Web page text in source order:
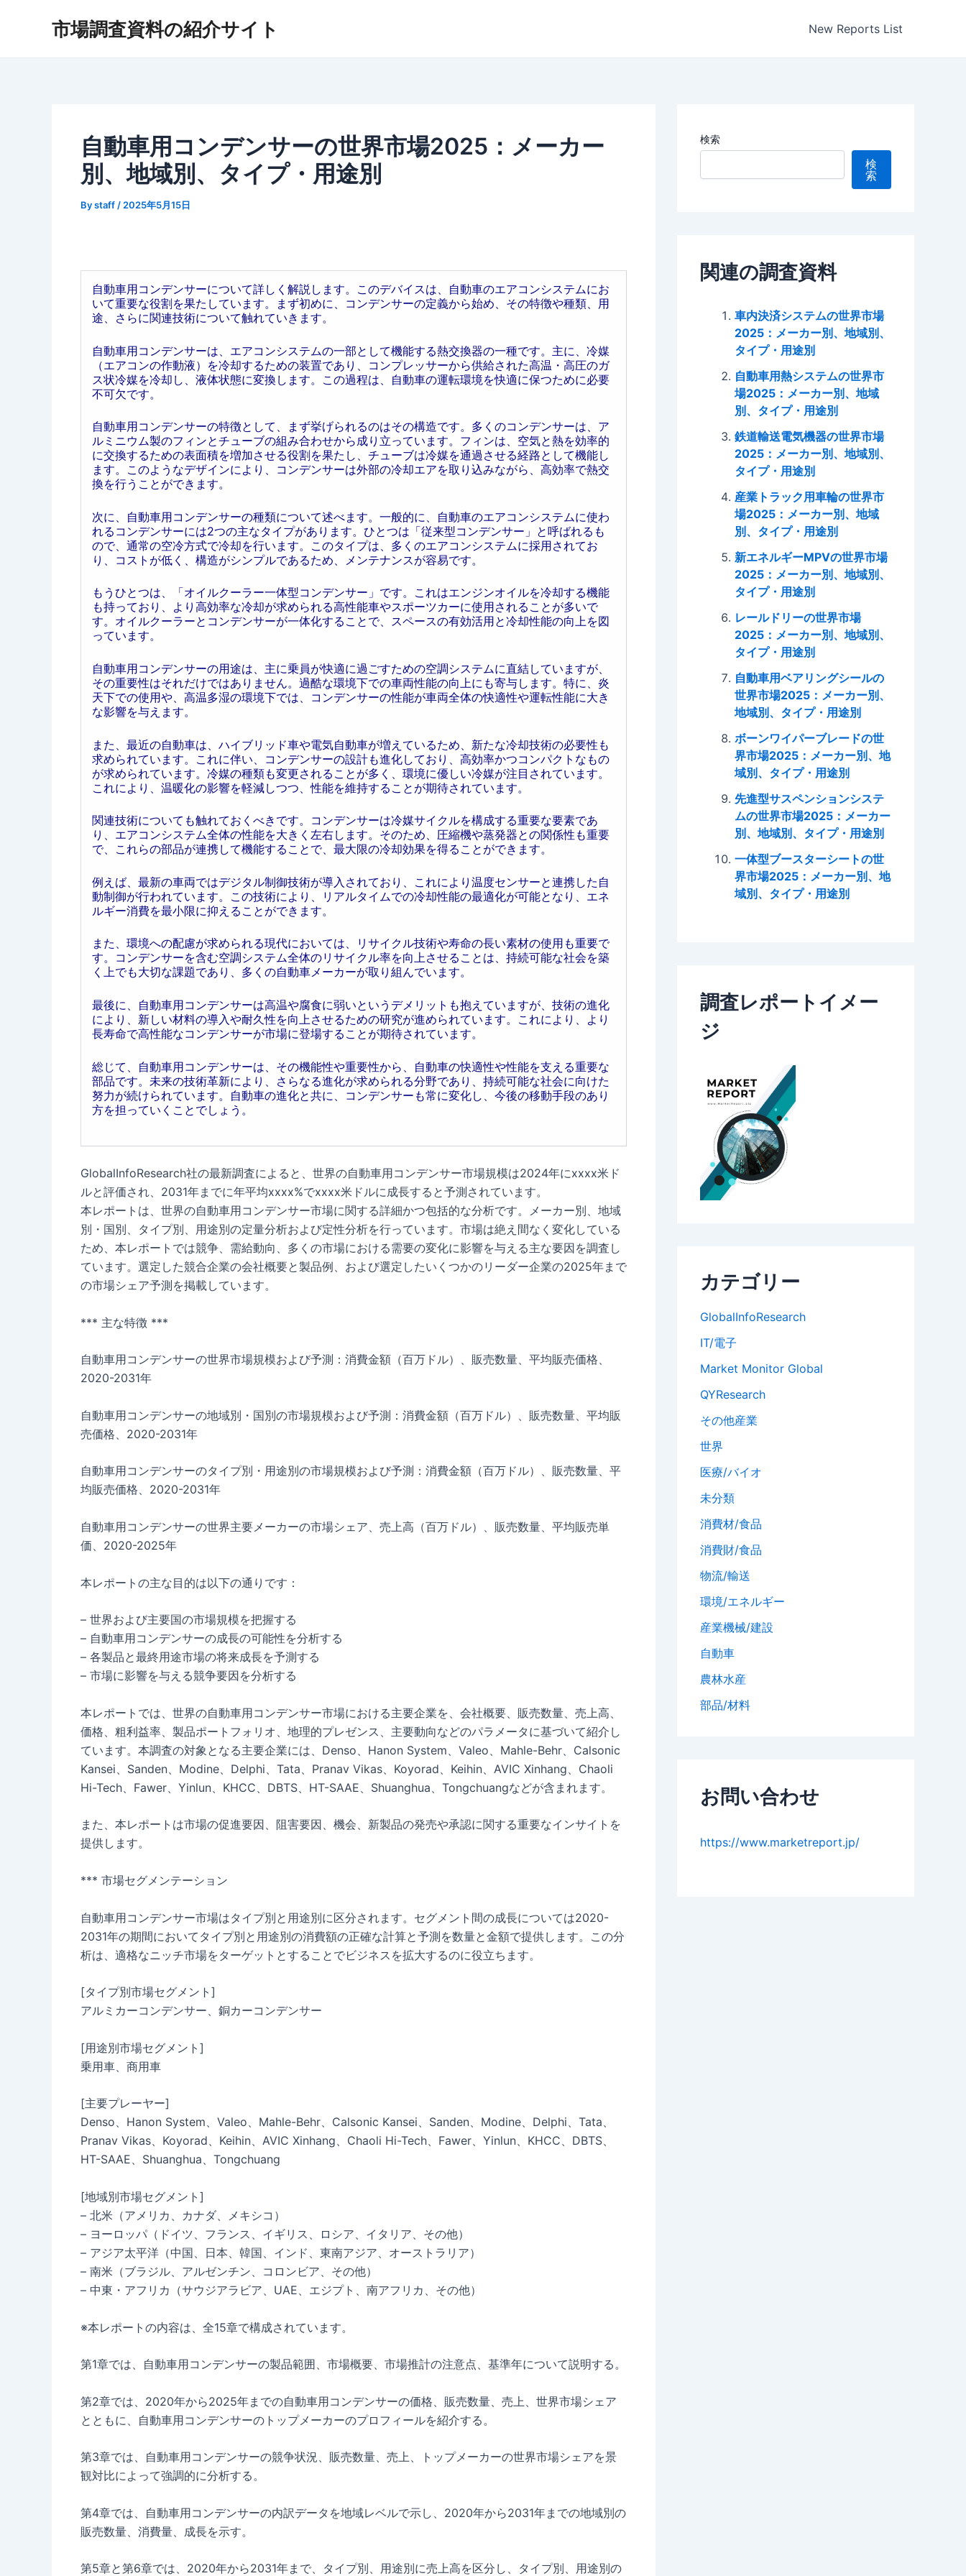
市場調査資料の紹介サイト New Reports List
自動車用コンデンサーの世界市場2025：メーカー
別、地域別、タイプ・用途別
Bystaff / 2025年5月15日
自動車用コンデンサーについて詳しく解説します。このデバイスは、自動車のエアコンシステムにお
いて重要な役割を果たしています。まず初めに、コンデンサーの定義から始め、その特徴や種類、用
途、さらに関連技術について触れていきます。
自動車用コンデンサーは、エアコンシステムの一部として機能する熱交換器の一種です。主に、冷媒
（エアコンの作動液）を冷却するための装置であり、コンプレッサーから供給された高温・高圧のガ
ス状冷媒を冷却し、液体状態に変換します。この過程は、自動車の運転環境を快適に保つために必要
不可欠です。
自動車用コンデンサーの特徴として、まず挙げられるのはその構造です。多くのコンデンサーは、ア
ルミニウム製のフィンとチューブの組み合わせから成り立っています。フィンは、空気と熱を効率的
に交換するための表面積を増加させる役割を果たし、チューブは冷媒を通過させる経路として機能し
ます。このようなデザインにより、コンデンサーは外部の冷却エアを取り込みながら、高効率で熱交
換を行うことができます。
次に、自動車用コンデンサーの種類について述べます。一般的に、自動車のエアコンシステムに使わ
れるコンデンサーには2つの主なタイプがあります。ひとつは「従来型コンデンサー」と呼ばれるも
ので、通常の空冷方式で冷却を行います。このタイプは、多くのエアコンシステムに採用されてお
り、コストが低く、構造がシンプルであるため、メンテナンスが容易です。
もうひとつは、「オイルクーラー一体型コンデンサー」です。これはエンジンオイルを冷却する機能
も持っており、より高効率な冷却が求められる高性能車やスポーツカーに使用されることが多いで
す。オイルクーラーとコンデンサーが一体化することで、スペースの有効活用と冷却性能の向上を図
っています。
自動車用コンデンサーの用途は、主に乗員が快適に過ごすための空調システムに直結していますが、
その重要性はそれだけではありません。過酷な環境下での車両性能の向上にも寄与します。特に、炎
天下での使用や、高温多湿の環境下では、コンデンサーの性能が車両全体の快適性や運転性能に大き
な影響を与えます。
また、最近の自動車は、ハイブリッド車や電気自動車が増えているため、新たな冷却技術の必要性も
求められています。これに伴い、コンデンサーの設計も進化しており、高効率かつコンパクトなもの
が求められています。冷媒の種類も変更されることが多く、環境に優しい冷媒が注目されています。
これにより、温暖化の影響を軽減しつつ、性能を維持することが期待されています。
関連技術についても触れておくべきです。コンデンサーは冷媒サイクルを構成する重要な要素であ
り、エアコンシステム全体の性能を大きく左右します。そのため、圧縮機や蒸発器との関係性も重要
で、これらの部品が連携して機能することで、最大限の冷却効果を得ることができます。
例えば、最新の車両ではデジタル制御技術が導入されており、これにより温度センサーと連携した自
動制御が行われています。この技術により、リアルタイムでの冷却性能の最適化が可能となり、エネ
ルギー消費を最小限に抑えることができます。
また、環境への配慮が求められる現代においては、リサイクル技術や寿命の長い素材の使用も重要で
す。コンデンサーを含む空調システム全体のリサイクル率を向上させることは、持続可能な社会を築
く上でも大切な課題であり、多くの自動車メーカーが取り組んでいます。
最後に、自動車用コンデンサーは高温や腐食に弱いというデメリットも抱えていますが、技術の進化
により、新しい材料の導入や耐久性を向上させるための研究が進められています。これにより、より
長寿命で高性能なコンデンサーが市場に登場することが期待されています。
総じて、自動車用コンデンサーは、その機能性や重要性から、自動車の快適性や性能を支える重要な
部品です。未来の技術革新により、さらなる進化が求められる分野であり、持続可能な社会に向けた
努力が続けられています。自動車の進化と共に、コンデンサーも常に変化し、今後の移動手段のあり
方を担っていくことでしょう。
GlobalInfoResearch社の最新調査によると、世界の自動車用コンデンサー市場規模は2024年にxxxx米ド
ルと評価され、2031年までに年平均xxxx%でxxxx米ドルに成長すると予測されています。
本レポートは、世界の自動車用コンデンサー市場に関する詳細かつ包括的な分析です。メーカー別、地域
別・国別、タイプ別、用途別の定量分析および定性分析を行っています。市場は絶え間なく変化している
ため、本レポートでは競争、需給動向、多くの市場における需要の変化に影響を与える主な要因を調査し
ています。選定した競合企業の会社概要と製品例、および選定したいくつかのリーダー企業の2025年まで
の市場シェア予測を掲載しています。
*** 主な特徴 ***
自動車用コンデンサーの世界市場規模および予測：消費金額（百万ドル）、販売数量、平均販売価格、
2020-2031年
自動車用コンデンサーの地域別・国別の市場規模および予測：消費金額（百万ドル）、販売数量、平均販
売価格、2020-2031年
自動車用コンデンサーのタイプ別・用途別の市場規模および予測：消費金額（百万ドル）、販売数量、平
均販売価格、2020-2031年
自動車用コンデンサーの世界主要メーカーの市場シェア、売上高（百万ドル）、販売数量、平均販売単
価、2020-2025年
本レポートの主な目的は以下の通りです：
– 世界および主要国の市場規模を把握する
– 自動車用コンデンサーの成長の可能性を分析する
– 各製品と最終用途市場の将来成長を予測する
– 市場に影響を与える競争要因を分析する
本レポートでは、世界の自動車用コンデンサー市場における主要企業を、会社概要、販売数量、売上高、
価格、粗利益率、製品ポートフォリオ、地理的プレゼンス、主要動向などのパラメータに基づいて紹介し
ています。本調査の対象となる主要企業には、Denso、Hanon System、Valeo、Mahle-Behr、Calsonic
Kansei、Sanden、Modine、Delphi、Tata、Pranav Vikas、Koyorad、Keihin、AVIC Xinhang、Chaoli
Hi-Tech、Fawer、Yinlun、KHCC、DBTS、HT-SAAE、Shuanghua、Tongchuangなどが含まれます。
また、本レポートは市場の促進要因、阻害要因、機会、新製品の発売や承認に関する重要なインサイトを
提供します。
*** 市場セグメンテーション
自動車用コンデンサー市場はタイプ別と用途別に区分されます。セグメント間の成長については2020-
2031年の期間においてタイプ別と用途別の消費額の正確な計算と予測を数量と金額で提供します。この分
析は、適格なニッチ市場をターゲットとすることでビジネスを拡大するのに役立ちます。
[タイプ別市場セグメント]
アルミカーコンデンサー、銅カーコンデンサー
[用途別市場セグメント]
乗用車、商用車
[主要プレーヤー]
Denso、Hanon System、Valeo、Mahle-Behr、Calsonic Kansei、Sanden、Modine、Delphi、Tata、
Pranav Vikas、Koyorad、Keihin、AVIC Xinhang、Chaoli Hi-Tech、Fawer、Yinlun、KHCC、DBTS、
HT-SAAE、Shuanghua、Tongchuang
[地域別市場セグメント]
– 北米（アメリカ、カナダ、メキシコ）
– ヨーロッパ（ドイツ、フランス、イギリス、ロシア、イタリア、その他）
– アジア太平洋（中国、日本、韓国、インド、東南アジア、オーストラリア）
– 南米（ブラジル、アルゼンチン、コロンビア、その他）
– 中東・アフリカ（サウジアラビア、UAE、エジプト、南アフリカ、その他）
※本レポートの内容は、全15章で構成されています。
第1章では、自動車用コンデンサーの製品範囲、市場概要、市場推計の注意点、基準年について説明する。
第2章では、2020年から2025年までの自動車用コンデンサーの価格、販売数量、売上、世界市場シェア
とともに、自動車用コンデンサーのトップメーカーのプロフィールを紹介する。
第3章では、自動車用コンデンサーの競争状況、販売数量、売上、トップメーカーの世界市場シェアを景
観対比によって強調的に分析する。
第4章では、自動車用コンデンサーの内訳データを地域レベルで示し、2020年から2031年までの地域別の
販売数量、消費量、成長を示す。
第5章と第6章では、2020年から2031年まで、タイプ別、用途別に売上高を区分し、タイプ別、用途別の
検索
検
索
関連の調査資料
車内決済システムの世界市場
2025：メーカー別、地域別、
タイプ・用途別
自動車用熱システムの世界市
場2025：メーカー別、地域
別、タイプ・用途別
鉄道輸送電気機器の世界市場
2025：メーカー別、地域別、
タイプ・用途別
産業トラック用車輪の世界市
場2025：メーカー別、地域
別、タイプ・用途別
新エネルギーMPVの世界市場
2025：メーカー別、地域別、
タイプ・用途別
レールドリーの世界市場
2025：メーカー別、地域別、
タイプ・用途別
自動車用ベアリングシールの
世界市場2025：メーカー別、
地域別、タイプ・用途別
ボーンワイパーブレードの世
界市場2025：メーカー別、地
域別、タイプ・用途別
先進型サスペンションシステ
ムの世界市場2025：メーカー
別、地域別、タイプ・用途別
一体型ブースターシートの世
界市場2025：メーカー別、地
域別、タイプ・用途別
調査レポートイメー
ジ
カテゴリー
GlobalInfoResearch
IT/電子
Market Monitor Global
QYResearch
その他産業
世界
医療/バイオ
未分類
消費材/食品
消費財/食品
物流/輸送
環境/エネルギー
産業機械/建設
自動車
農林水産
部品/材料
お問い合わせ
https://www.marketreport.jp/